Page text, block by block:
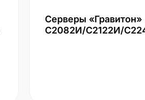
Серверы «Гравитон»
С2082И/С2122И/